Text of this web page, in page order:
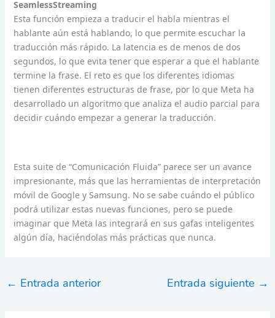
SeamlessStreaming
Esta función empieza a traducir el habla mientras el
hablante aún está hablando, lo que permite escuchar la
traducción más rápido. La latencia es de menos de dos
segundos, lo que evita tener que esperar a que el hablante
termine la frase. El reto es que los diferentes idiomas
tienen diferentes estructuras de frase, por lo que Meta ha
desarrollado un algoritmo que analiza el audio parcial para
decidir cuándo empezar a generar la traducción.
Esta suite de “Comunicación Fluida” parece ser un avance
impresionante, más que las herramientas de interpretación
móvil de Google y Samsung. No se sabe cuándo el público
podrá utilizar estas nuevas funciones, pero se puede
imaginar que Meta las integrará en sus gafas inteligentes
algún día, haciéndolas más prácticas que nunca.
← Entrada anterior Entrada siguiente →